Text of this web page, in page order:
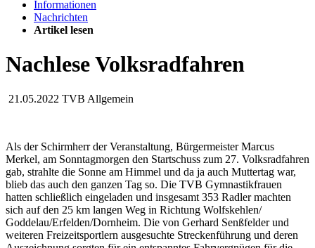
Informationen
Nachrichten
Artikel lesen
Nachlese Volksradfahren
21.05.2022 TVB Allgemein
Als der Schirmherr der Veranstaltung, Bürgermeister Marcus
Merkel, am Sonntagmorgen den Startschuss zum 27. Volksradfahren
gab, strahlte die Sonne am Himmel und da ja auch Muttertag war,
blieb das auch den ganzen Tag so. Die TVB Gymnastikfrauen
hatten schließlich eingeladen und insgesamt 353 Radler machten
sich auf den 25 km langen Weg in Richtung Wolfskehlen/
Goddelau/Erfelden/Dornheim. Die von Gerhard Senßfelder und
weiteren Freizeitsportlern ausgesuchte Streckenführung und deren